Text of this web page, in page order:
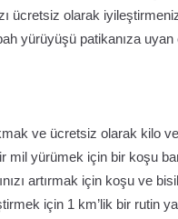
ücretsiz olarak
yürüyüşü patikanıza
ve ücretsiz olarak kilo
mil yürümek için bir koşu
artırmak için koşu ve
için 1 km’lik bir rutin